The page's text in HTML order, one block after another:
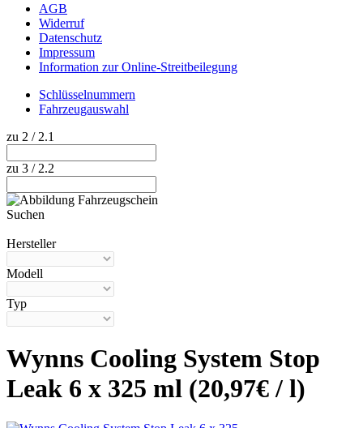
AGB
Widerruf
Datenschutz
Impressum
Information zur Online-Streitbeilegung
Schlüsselnummern
Fahrzeugauswahl
zu 2 / 2.1
zu 3 / 2.2
Suchen
Hersteller
Modell
Typ
Wynns Cooling System Stop
Leak 6 x 325 ml (20,97€ / l)